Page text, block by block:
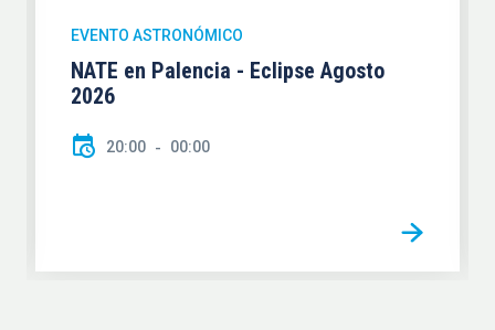
EVENTO ASTRONÓMICO
NATE en Palencia - Eclipse Agosto
2026
20:00 00:00